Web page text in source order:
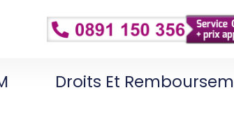
Droits Et